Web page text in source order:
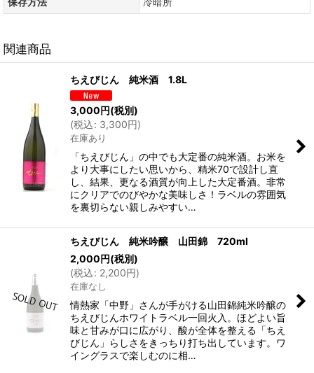
関連商品
ちえびじん 純米酒 1.8L
3,000円(税別)
(税込: 3,300円)
在庫あり
「ちえびじん」の中でも大定番の純米酒。お米を
より大事にしたい思いから、精米70で設計し直
し、結果、更なる酒質が向上した大定番酒。非常
にクリアでのびやかな美味しさ！ラベルの雰囲気
を裏切らない親しみやすい…
ちえびじん 純米吟醸 山田錦 720ml
2,000円(税別)
(税込: 2,200円)
在庫なし
情熱家「中野」さんが手がける山田錦純米吟醸の
ちえびじんホワイトラベル一回火入。ほどよい旨
味と甘みが口に広がり、酸が全体を整える「ちえ
びじん」らしさをきっちり打ち出しています。ワ
イングラスで楽しむのに相…